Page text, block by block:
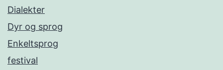
Dialekter
Dyr og sprog
Enkeltsprog
festival